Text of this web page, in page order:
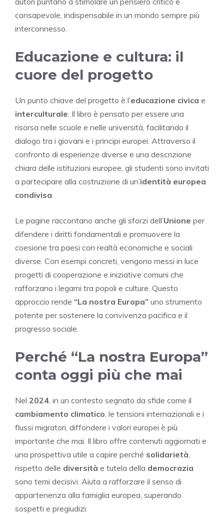
consapevole, indispensabile in un mondo sempre più
interconnesso.
Educazione e cultura: il
cuore del progetto
Un punto chiave del progetto è l’educazione civica e
interculturale . Il libro è pensato per essere una
risorsa nelle scuole e nelle università, facilitando il
dialogo tra i giovani e i principi europei. Attraverso il
confronto di esperienze diverse e una descrizione
chiara delle istituzioni europee, gli studenti sono invitati
a partecipare alla costruzione di un’identità europea
condivisa
Le pagine raccontano anche gli sforzi dell’Unione per
difendere i diritti fondamentali e promuovere la
coesione tra paesi con realtà economiche e sociali
diverse. Con esempi concreti, vengono messi in luce
progetti di cooperazione e iniziative comuni che
rafforzano i legami tra popoli e culture. Questo
approccio rende “La nostra Europa” uno strumento
potente per sostenere la convivenza pacifica e il
progresso sociale.
Perché “La nostra Europa”
conta oggi più che mai
Nel 2024 , in un contesto segnato da sfide come il
cambiamento climatico , le tensioni internazionali e i
flussi migratori, diffondere i valori europei è più
importante che mai. Il libro offre contenuti aggiornati e
una prospettiva utile a capire perché solidarietà
rispetto delle diversità e tutela della democrazia
sono temi decisivi. Aiuta a rafforzare il senso di
appartenenza alla famiglia europea, superando
sospetti e pregiudizi.